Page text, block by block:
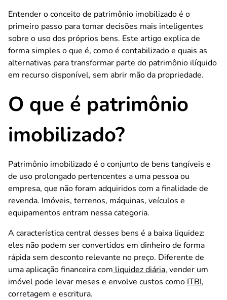
Entender o conceito de patrimônio imobilizado é o
primeiro passo para tomar decisões mais inteligentes
sobre o uso dos próprios bens. Este artigo explica de
forma simples o que é, como é contabilizado e quais as
alternativas para transformar parte do patrimônio ilíquido
em recurso disponível, sem abrir mão da propriedade.
O que é patrimônio
imobilizado?
Patrimônio imobilizado é o conjunto de bens tangíveis e
de uso prolongado pertencentes a uma pessoa ou
empresa, que não foram adquiridos com a finalidade de
revenda. Imóveis, terrenos, máquinas, veículos e
equipamentos entram nessa categoria.
A característica central desses bens é a baixa liquidez:
eles não podem ser convertidos em dinheiro de forma
rápida sem desconto relevante no preço. Diferente de
uma aplicação financeira com liquidez diária, vender um
imóvel pode levar meses e envolve custos como ITBI,
corretagem e escritura.